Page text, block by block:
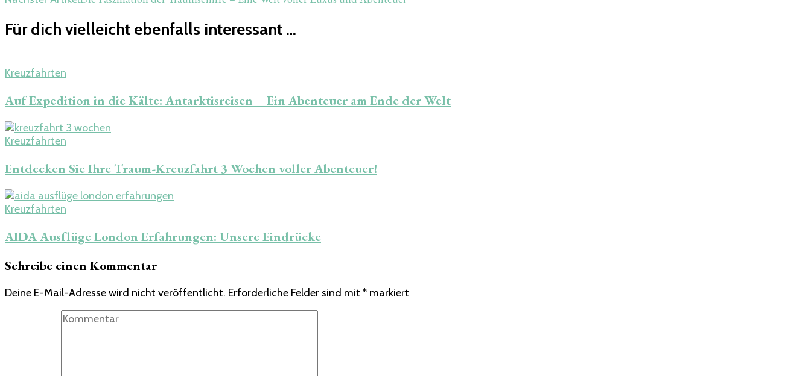
Für dich vielleicht ebenfalls interessant …
Kreuzfahrten
Auf Expedition in die Kälte: Antarktisreisen – Ein Abenteuer am Ende der Welt
Kreuzfahrten
Entdecken Sie Ihre Traum-Kreuzfahrt 3 Wochen voller Abenteuer!
Kreuzfahrten
AIDA Ausflüge London Erfahrungen: Unsere Eindrücke
Schreibe einen Kommentar
Deine E-Mail-Adresse wird nicht veröffentlicht. Erforderliche Felder sind mit * markiert